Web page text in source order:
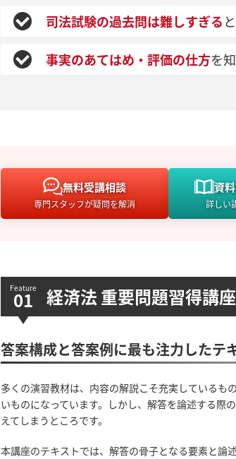
司法試験の過去問は難しすぎる
事実のあてはめ・評価の仕方を
無料受講相談
専門スタッフが疑問を解消
資
詳しい
経済法 重要問題習得講
答案構成と答案例に最も注力したテ
多くの演習教材は、内容の解説こそ充実しているも
いものになっています。しかし、解答を論述する際
えてしまうところです。
本講座のテキストでは、解答の骨子となる要素と論